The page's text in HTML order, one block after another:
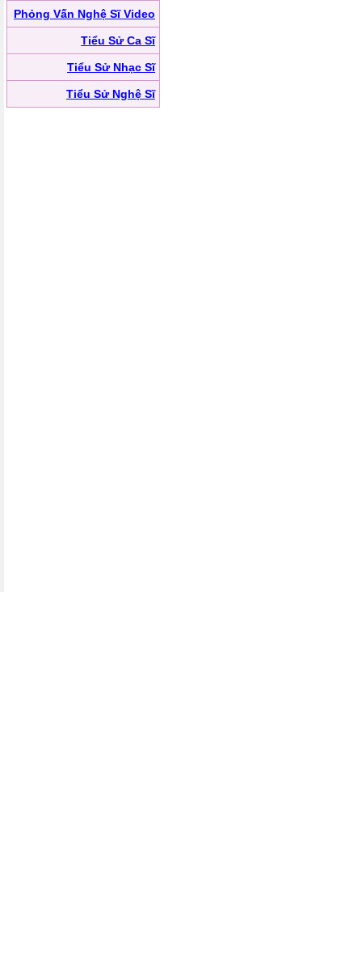
Phỏng Vấn Nghệ Sĩ Video
Tiểu Sử Ca Sĩ
Tiểu Sử Nhạc Sĩ
Tiểu Sử Nghệ Sĩ